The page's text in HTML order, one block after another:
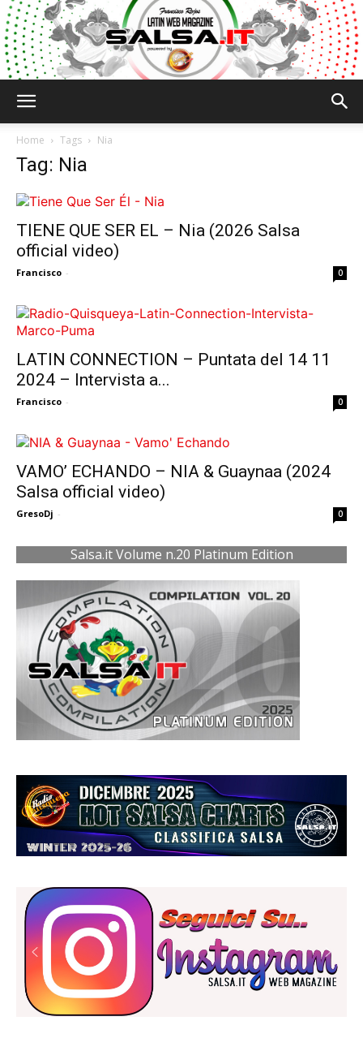
Home Tags Nia
Tag: Nia
TIENE QUE SER EL – Nia (2026 Salsa
official video)
Francisco - 0
LATIN CONNECTION – Puntata del 14 11
2024 – Intervista a...
Francisco - 0
VAMO’ ECHANDO – NIA & Guaynaa (2024
Salsa official video)
GresoDj - 0
Salsa.it Volume n.20 Platinum Edition